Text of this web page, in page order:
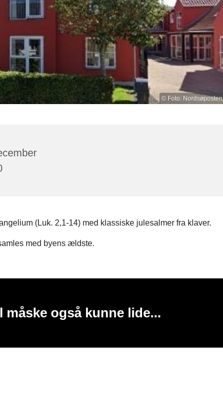
© Foto: Nordsøposten
(Luk. 2,1-14) med klassiske julesalmer fra klaver.
med byens ældste.
måske også kunne lide...